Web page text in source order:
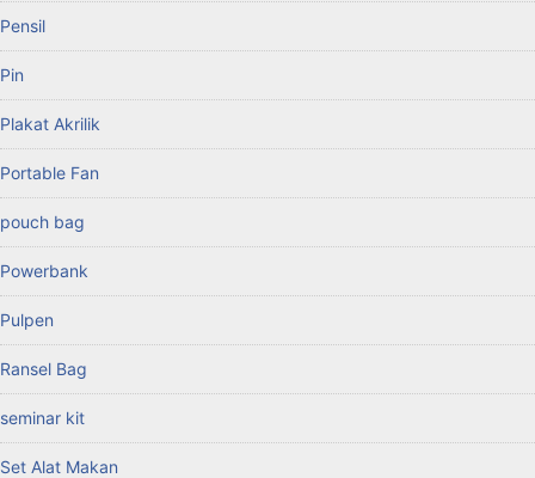
Pensil
Pin
Plakat Akrilik
Portable Fan
pouch bag
Powerbank
Pulpen
Ransel Bag
seminar kit
Set Alat Makan